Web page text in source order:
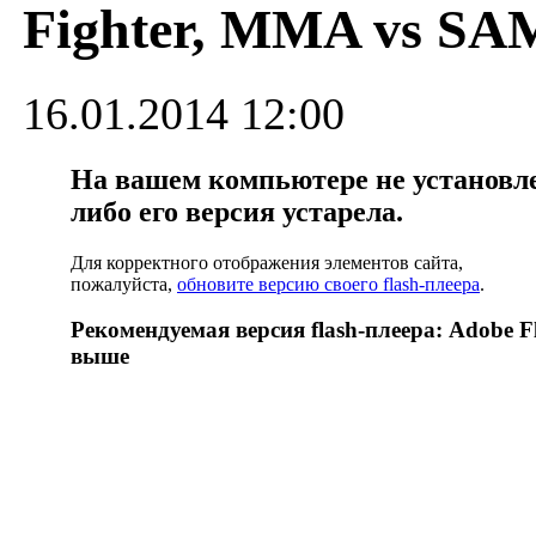
Fighter, MMA vs
16.01.2014 12:00
На вашем компьютере не
либо его версия устарела.
Для корректного отображения элементов сайта,
пожалуйста, обновите версию своего flash-плеера.
Рекомендуемая версия flash-плеера: Adobe
выше